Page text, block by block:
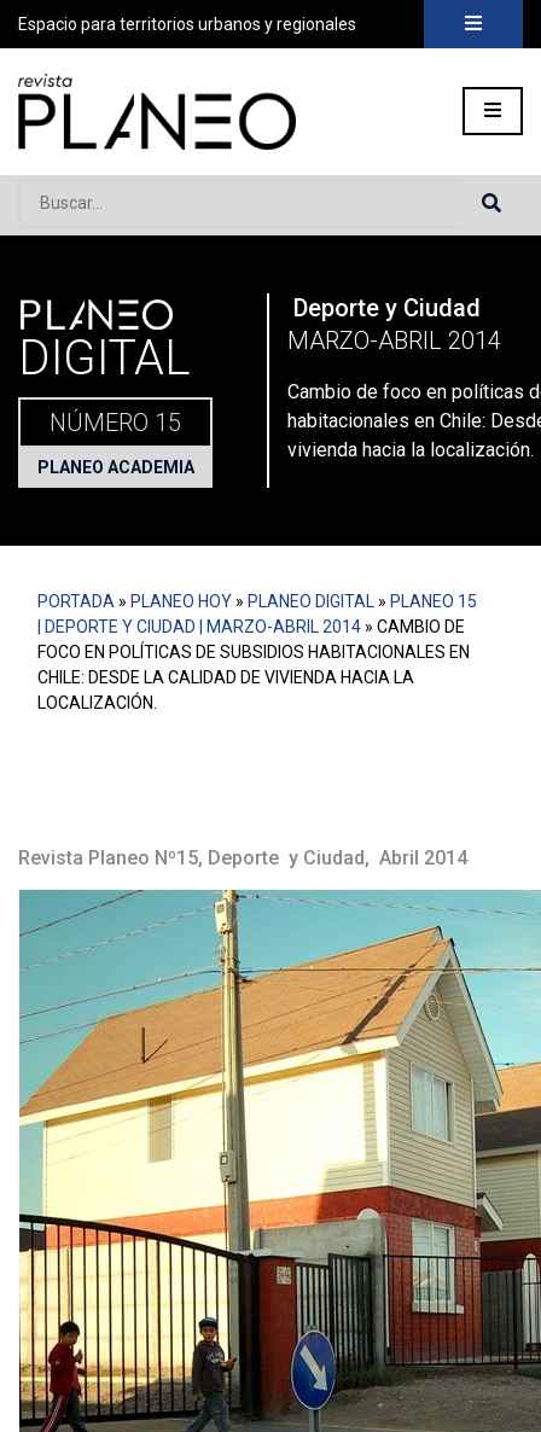
Espacio para territorios urbanos y regionales
Buscar...
Portada» Planeo Hoy Planeo Digital»PLANEO 15 |
PLANEO
DIGITAL
NÚMERO 15
PLANEO ACADEMIA
Deporte y Ciudad
MARZO-ABRIL 2014
Cambio de foco en políticas
habitacionales en Chile:
vivienda hacia la localización.
PORTADA » PLANEO HOY » PLANEO DIGITAL » PLANEO 15
| DEPORTE Y CIUDAD | MARZO-ABRIL 2014 » CAMBIO DE
FOCO EN POLÍTICAS DE SUBSIDIOS HABITACIONALES EN
CHILE: DESDE LA CALIDAD DE VIVIENDA HACIA LA
LOCALIZACIÓN.
Revista Planeo Nº15, Deporte y Ciudad, Abril 2014